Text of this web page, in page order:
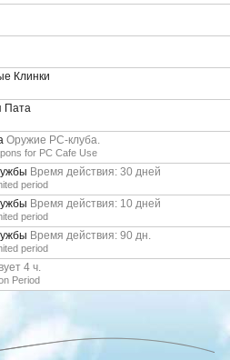
Клинки
Пата
Оружие РС-клуба.
for PC Cafe Use
Время действия: 30 дней
period
Время действия: 10 дней
period
Время действия: 90 дн.
period
4 ч.
Period